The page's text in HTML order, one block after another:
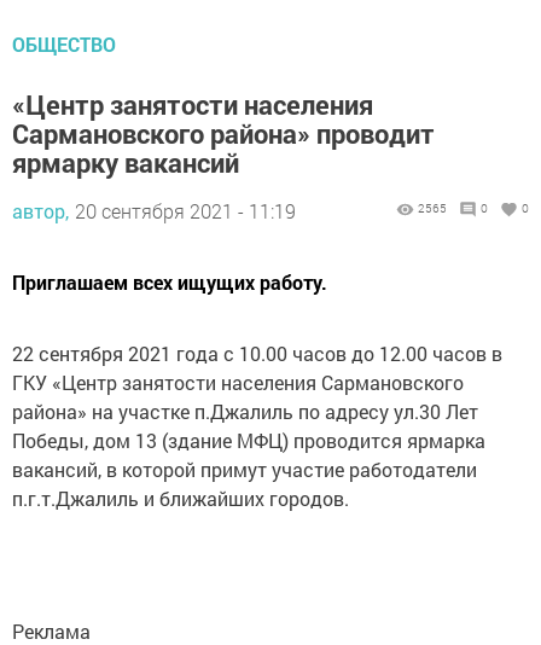
ОБЩЕСТВО
«Центр занятости населения
Сармановского района» проводит
ярмарку вакансий
автор, 20 сентября 2021 - 11:19 2565 0 0
Приглашаем всех ищущих работу.
22 сентября 2021 года с 10.00 часов до 12.00 часов в
ГКУ «Центр занятости населения Сармановского
района» на участке п.Джалиль по адресу ул.30 Лет
Победы, дом 13 (здание МФЦ) проводится ярмарка
вакансий, в которой примут участие работодатели
п.г.т.Джалиль и ближайших городов.
Реклама